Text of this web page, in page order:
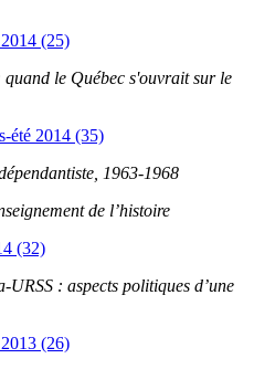
(25)
quand le Québec s'ouvrait sur le
été 2014 (35)
1963-1968
de l’histoire
(32)
URSS : aspects politiques d’une
(26)